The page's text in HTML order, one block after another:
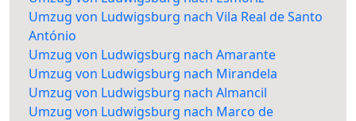
Umzug von Ludwigsburg nach Vila Real de Santo
António
Umzug von Ludwigsburg nach Amarante
Umzug von Ludwigsburg nach Mirandela
Umzug von Ludwigsburg nach Almancil
Umzug von Ludwigsburg nach Marco de